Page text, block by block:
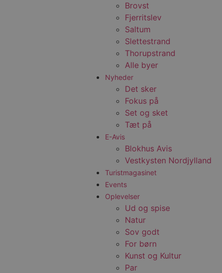
Brovst
Fjerritslev
Saltum
Slettestrand
Thorupstrand
Alle byer
Nyheder
Det sker
Fokus på
Set og sket
Tæt på
E-Avis
Blokhus Avis
Vestkysten Nordjylland
Turistmagasinet
Events
Oplevelser
Ud og spise
Natur
Sov godt
For børn
Kunst og Kultur
Par